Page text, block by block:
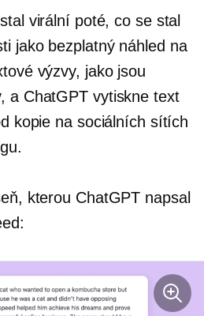
virální poté, co se stal
jako bezplatný náhled na
výzvy, jako jsou
a ChatGPT vytiskne text
kopie na sociálních sítích
kterou ChatGPT napsal